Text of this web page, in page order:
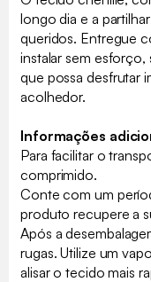
longo dia e a
queridos. Entregue
instalar sem
que possa desfrutar
acolhedor.
Informações
Para facilitar o
comprimido.
Conte com um
produto recupere a
Após a
rugas. Utilize um
alisar o tecido mais